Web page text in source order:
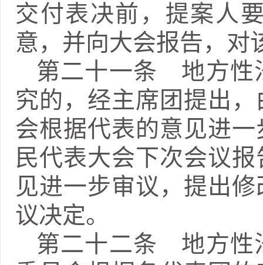
交付表决前，提案人
意，并向大会报告，对
第二十一条 地方性
究的，经主席团提出
会根据代表的意见进
民代表大会下次会议
见进一步审议，提出
议决定。
第二十二条 地方性